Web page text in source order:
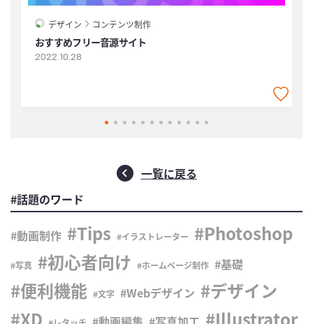
デザイン コンテンツ制作
おすすめフリー音源サイト
2022.10.28
一覧に戻る
#話題のワード
動画制作 Tips イラストレーター Photoshop
写真 初心者向け ホームページ制作 基礎
便利機能 文字 Webデザイン
デザイン
XD
Illustrator